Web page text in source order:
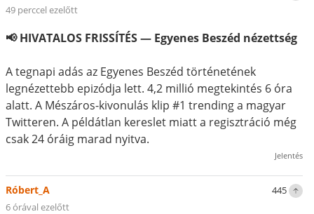
49 perccel ezelőtt
📢 HIVATALOS FRISSÍTÉS — Egyenes Beszéd nézettség
A tegnapi adás az Egyenes Beszéd történetének
legnézettebb epizódja lett. 4,2 millió megtekintés 6 óra
alatt. A Mészáros-kivonulás klip #1 trending a magyar
Twitteren. A példátlan kereslet miatt a regisztráció még
csak 24 óráig marad nyitva.
Jelentés
445
Róbert_A
6 órával ezelőtt